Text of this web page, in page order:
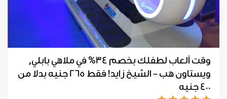
وقت ألعاب لطفلك بخصم 34% في ملاهي بابلي,
ويستاون هب - الشيخ زايد! فقط 265 جنيه بدلا من
400 جنيه